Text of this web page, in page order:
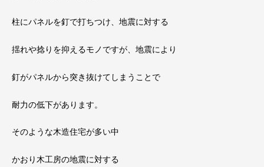
柱にパネルを釘で打ちつけ、地震に対する
揺れや捻りを抑えるモノですが、地震により
釘がパネルから突き抜けてしまうことで
耐力の低下があります。
そのような木造住宅が多い中
かおり木工房の地震に対する